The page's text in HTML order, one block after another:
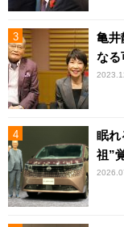
亀井
なる
眠れ
祖”